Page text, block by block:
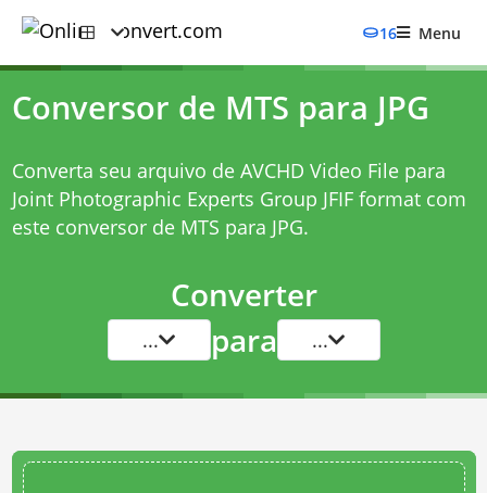
16 Menu
Conversor de MTS para JPG
Converta seu arquivo de AVCHD Video File para
Joint Photographic Experts Group JFIF format com
este conversor de MTS para JPG.
Converter
... para ...